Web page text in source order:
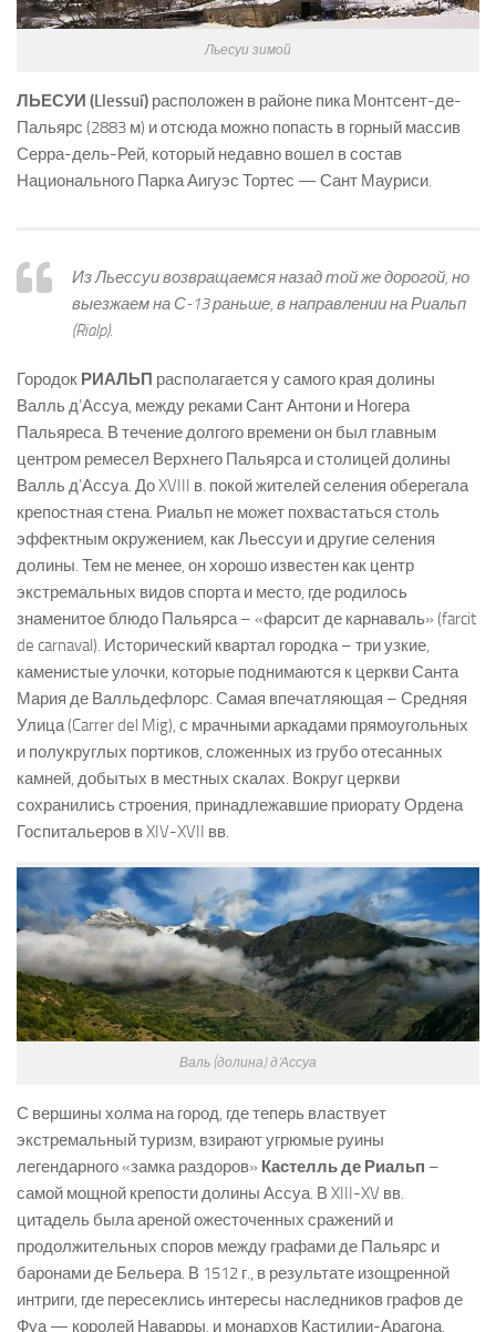
Льесуи зимой
ЛЬЕСУИ (Llessuí) расположен в районе пика Монтсент-де-
Пальярс (2883 м) и отсюда можно попасть в горный массив
Серра-дель-Рей, который недавно вошел в состав
Национального Парка Аигуэс Тортес — Сант Мауриси.
Из Льессуи возвращаемся назад той же дорогой, но
выезжаем на С-13 раньше, в направлении на Риальп
(Rialp).
Городок РИАЛЬП располагается у самого края долины
Валль д’Ассуа, между реками Сант Антони и Ногера
Пальяреса. В течение долгого времени он был главным
центром ремесел Верхнего Пальярса и столицей долины
Валль д’Ассуа. До XVIII в. покой жителей селения оберегала
крепостная стена. Риальп не может похвастаться столь
эффектным окружением, как Льессуи и другие селения
долины. Тем не менее, он хорошо известен как центр
экстремальных видов спорта и место, где родилось
знаменитое блюдо Пальярса – «фарсит де карнаваль» (farcit
de carnaval). Исторический квартал городка – три узкие,
каменистые улочки, которые поднимаются к церкви Санта
Мария де Валльдефлорс. Самая впечатляющая – Средняя
Улица (Carrer del Mig), с мрачными аркадами прямоугольных
и полукруглых портиков, сложенных из грубо отесанных
камней, добытых в местных скалах. Вокруг церкви
сохранились строения, принадлежавшие приорату Ордена
Госпитальеров в XIV-XVII вв.
Валь (долина) д’Ассуа
С вершины холма на город, где теперь властвует
экстремальный туризм, взирают угрюмые руины
легендарного «замка раздоров» Кастелль де Риальп –
самой мощной крепости долины Ассуа. В XIII-XV вв.
цитадель была ареной ожесточенных сражений и
продолжительных споров между графами де Пальярс и
баронами де Бельера. В 1512 г., в результате изощренной
интриги, где пересеклись интересы наследников графов де
Фуа — королей Наварры, и монархов Кастилии-Арагона,